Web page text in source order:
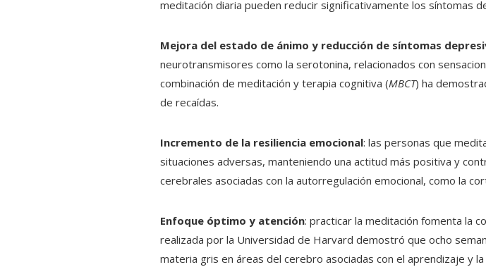
meditación diaria pueden reducir significativamente los síntomas
Mejora del estado de ánimo y reducción de síntomas
neurotransmisores como la serotonina, relacionados con
combinación de meditación y terapia cognitiva (MBCT) ha
de recaídas.
Incremento de la resiliencia emocional: las personas que
situaciones adversas, manteniendo una actitud más positiva y
cerebrales asociadas con la autorregulación emocional, como la
Enfoque óptimo y atención: practicar la meditación fomenta la
realizada por la Universidad de Harvard demostró que ocho
materia gris en áreas del cerebro asociadas con el aprendizaje y